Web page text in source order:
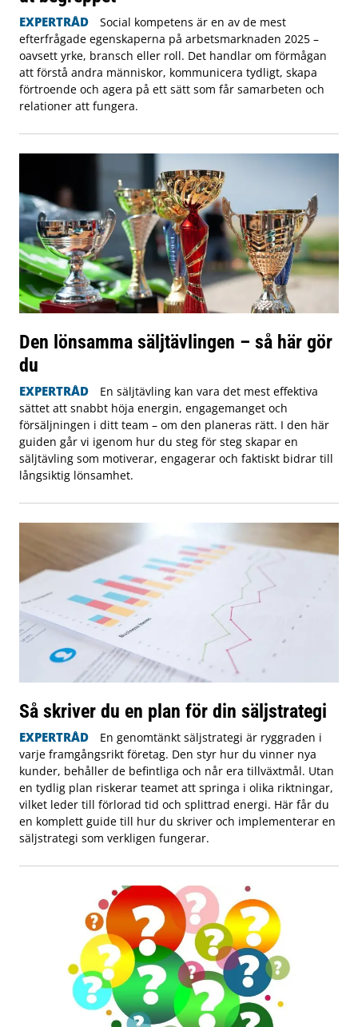
EXPERTRÅD
Social kompetens är en av de mest
efterfrågade egenskaperna på arbetsmarknaden 2025 –
oavsett yrke, bransch eller roll. Det handlar om förmågan
att förstå andra människor, kommunicera tydligt, skapa
förtroende och agera på ett sätt som får samarbeten och
relationer att fungera.
Den lönsamma säljtävlingen – så här gör
du
EXPERTRÅD
En säljtävling kan vara det mest effektiva
sättet att snabbt höja energin, engagemanget och
försäljningen i ditt team – om den planeras rätt. I den här
guiden går vi igenom hur du steg för steg skapar en
säljtävling som motiverar, engagerar och faktiskt bidrar till
långsiktig lönsamhet.
Så skriver du en plan för din säljstrategi
EXPERTRÅD
En genomtänkt säljstrategi är ryggraden i
varje framgångsrikt företag. Den styr hur du vinner nya
kunder, behåller de befintliga och når era tillväxtmål. Utan
en tydlig plan riskerar teamet att springa i olika riktningar,
vilket leder till förlorad tid och splittrad energi. Här får du
en komplett guide till hur du skriver och implementerar en
säljstrategi som verkligen fungerar.